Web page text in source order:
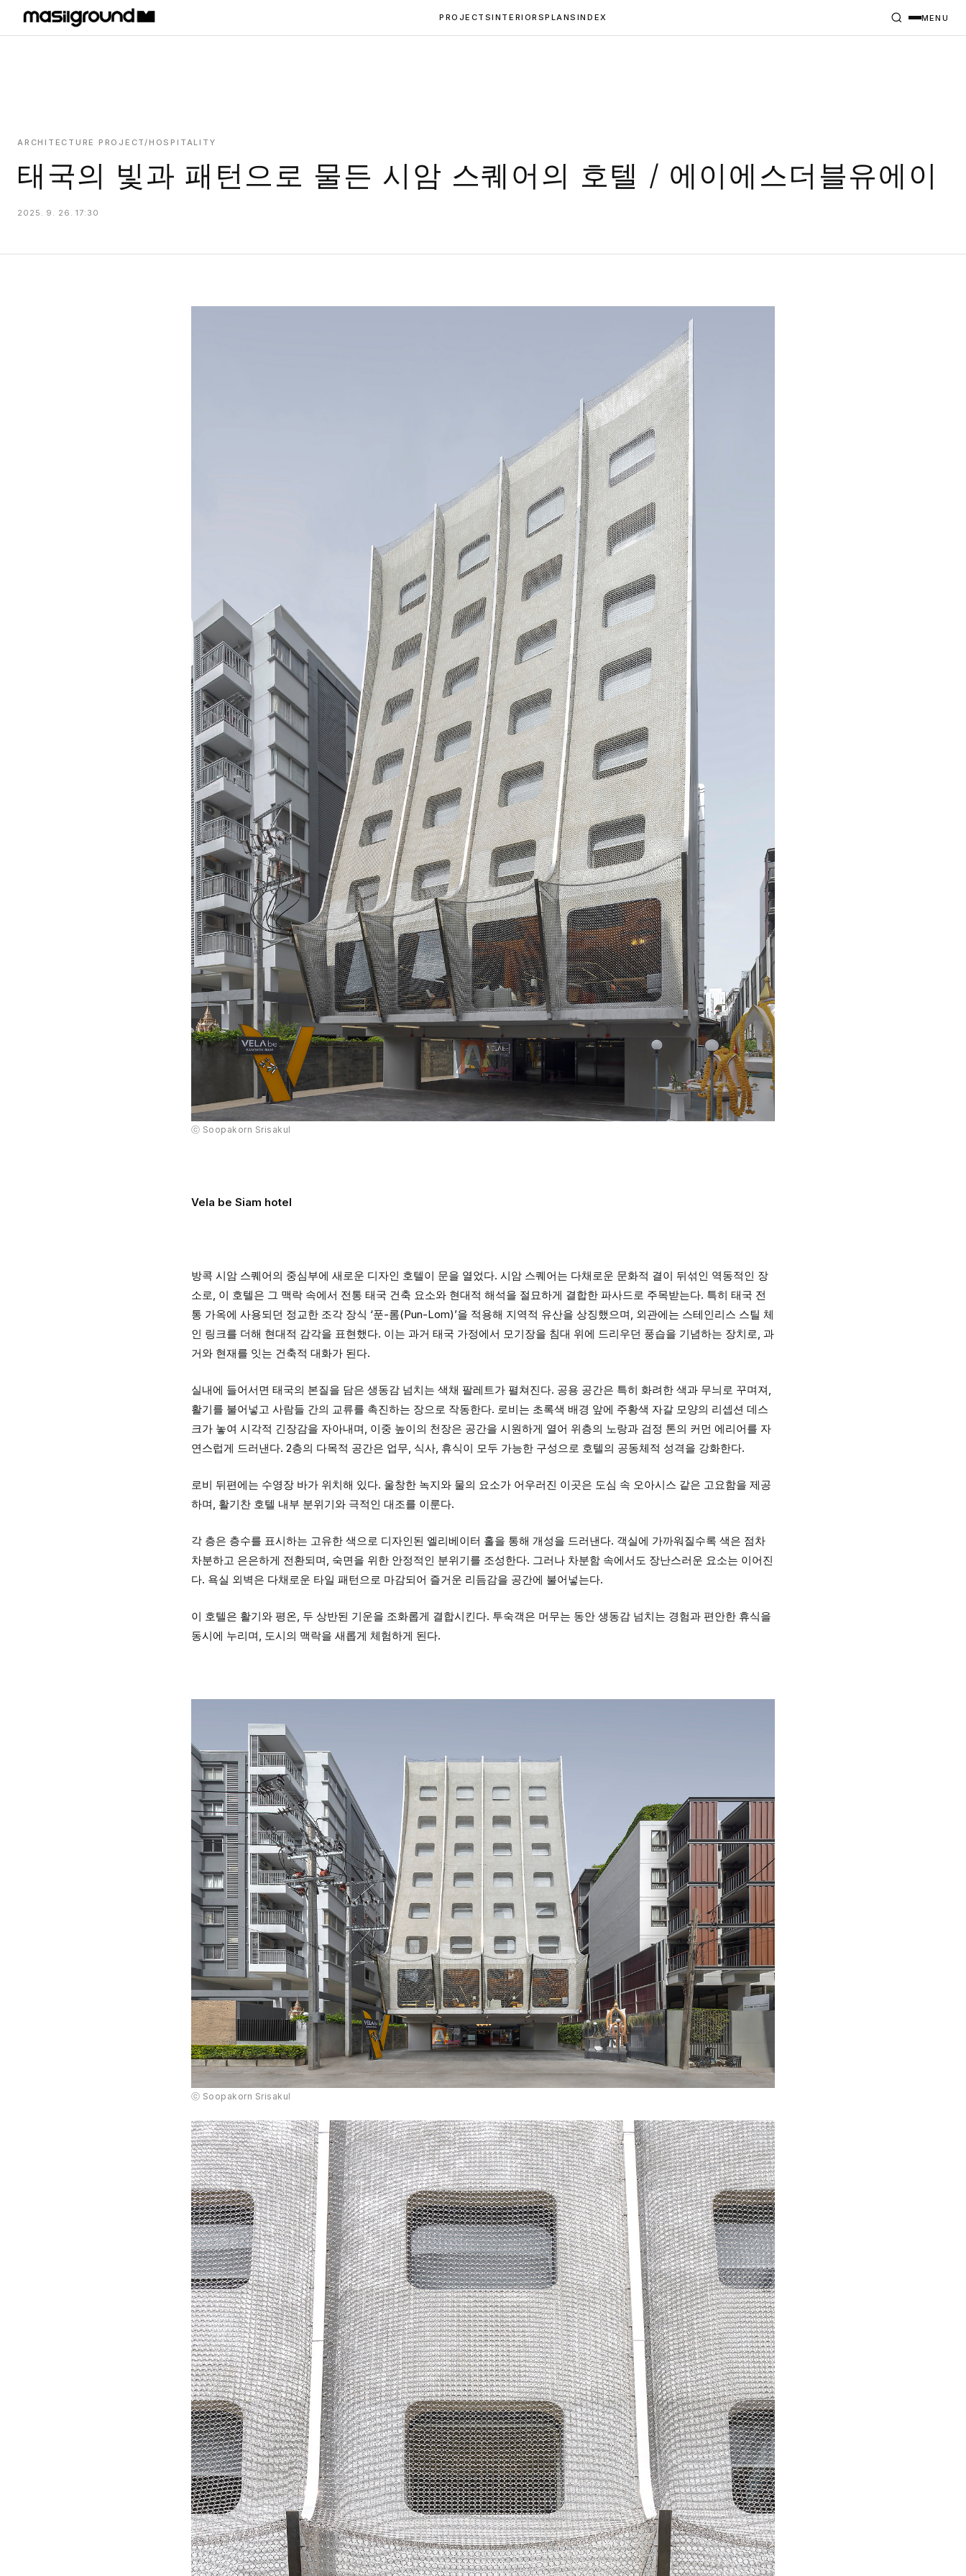
HOME
PLANS
INDEX
PROJECTSINTERIORSPLANS INDEX MENU
ARCHITECTURE PROJECT/HOSPITALITY
태국의 빛과 패턴으로 물든 시암 스퀘어의 호텔 / 에이에스더블유에이
2025. 9. 26. 17:30
ⓒ Soopakorn Srisakul
Vela be Siam hotel
방콕 시암 스퀘어의 중심부에 새로운 디자인 호텔이 문을 열었다. 시암 스퀘어는 다채로운 문화적 결이 뒤섞인 역동적인 장
소로, 이 호텔은 그 맥락 속에서 전통 태국 건축 요소와 현대적 해석을 절묘하게 결합한 파사드로 주목받는다. 특히 태국 전
통 가옥에 사용되던 정교한 조각 장식 ‘푼-롬(Pun-Lom)’을 적용해 지역적 유산을 상징했으며, 외관에는 스테인리스 스틸 체
인 링크를 더해 현대적 감각을 표현했다. 이는 과거 태국 가정에서 모기장을 침대 위에 드리우던 풍습을 기념하는 장치로, 과
거와 현재를 잇는 건축적 대화가 된다.
실내에 들어서면 태국의 본질을 담은 생동감 넘치는 색채 팔레트가 펼쳐진다. 공용 공간은 특히 화려한 색과 무늬로 꾸며져,
활기를 불어넣고 사람들 간의 교류를 촉진하는 장으로 작동한다. 로비는 초록색 배경 앞에 주황색 자갈 모양의 리셉션 데스
크가 놓여 시각적 긴장감을 자아내며, 이중 높이의 천장은 공간을 시원하게 열어 위층의 노랑과 검정 톤의 커먼 에리어를 자
연스럽게 드러낸다. 2층의 다목적 공간은 업무, 식사, 휴식이 모두 가능한 구성으로 호텔의 공동체적 성격을 강화한다.
로비 뒤편에는 수영장 바가 위치해 있다. 울창한 녹지와 물의 요소가 어우러진 이곳은 도심 속 오아시스 같은 고요함을 제공
하며, 활기찬 호텔 내부 분위기와 극적인 대조를 이룬다.
각 층은 층수를 표시하는 고유한 색으로 디자인된 엘리베이터 홀을 통해 개성을 드러낸다. 객실에 가까워질수록 색은 점차
차분하고 은은하게 전환되며, 숙면을 위한 안정적인 분위기를 조성한다. 그러나 차분함 속에서도 장난스러운 요소는 이어진
다. 욕실 외벽은 다채로운 타일 패턴으로 마감되어 즐거운 리듬감을 공간에 불어넣는다.
이 호텔은 활기와 평온, 두 상반된 기운을 조화롭게 결합시킨다. 투숙객은 머무는 동안 생동감 넘치는 경험과 편안한 휴식을
동시에 누리며, 도시의 맥락을 새롭게 체험하게 된다.
ⓒ Soopakorn Srisakul